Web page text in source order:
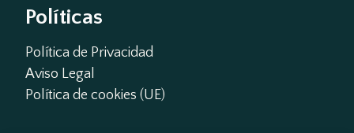
Políticas
Política de Privacidad
Aviso Legal
Política de cookies (UE)